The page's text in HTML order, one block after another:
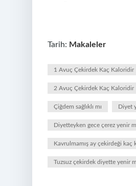
Tarih: Makaleler
1 Avuç Çekirdek Kaç Kaloridir
2 Avuç Çekirdek Kaç Kaloridir
Çiğdem sağlıklı mı Diyet
Diyetteyken gece çerez yenir
Kavrulmamış ay çekirdeği kaç
Tuzsuz çekirdek diyette yenir